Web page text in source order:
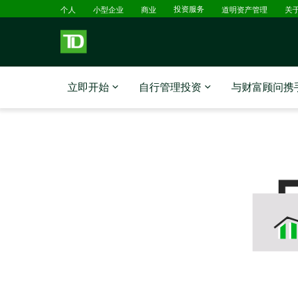
跳转到主要内容
个人 小型企业 商业 投资服务 已选择道明资产管理 关
立即开始 自行管理投资 与财富顾问携